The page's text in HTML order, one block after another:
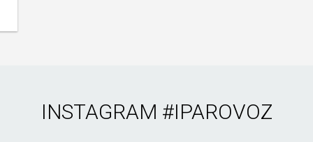
INSTAGRAM #IPAROVOZ